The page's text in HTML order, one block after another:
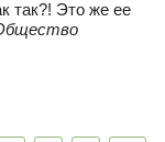
так?! Это же ее